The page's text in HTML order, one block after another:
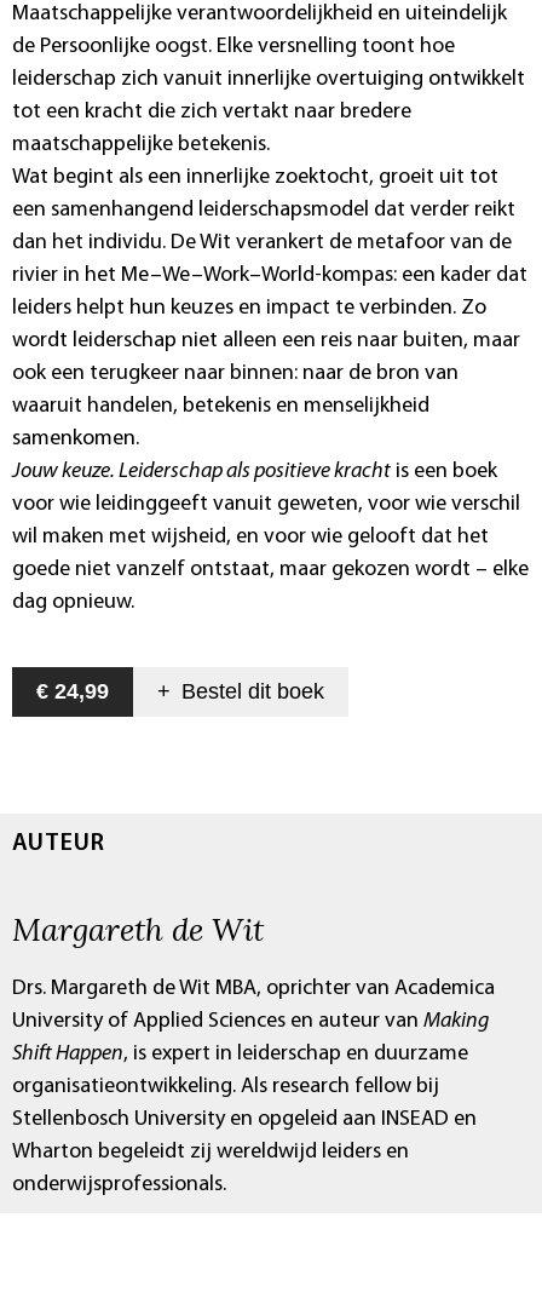
Maatschappelijke verantwoordelijkheid en uiteindelijk
de Persoonlijke oogst. Elke versnelling toont hoe
leiderschap zich vanuit innerlijke overtuiging ontwikkelt
tot een kracht die zich vertakt naar bredere
maatschappelijke betekenis.
Wat begint als een innerlijke zoektocht, groeit uit tot
een samenhangend leiderschapsmodel dat verder reikt
dan het individu. De Wit verankert de metafoor van de
rivier in het Me–We–Work–World-kompas: een kader dat
leiders helpt hun keuzes en impact te verbinden. Zo
wordt leiderschap niet alleen een reis naar buiten, maar
ook een terugkeer naar binnen: naar de bron van
waaruit handelen, betekenis en menselijkheid
samenkomen.
Jouw keuze. Leiderschap als positieve kracht is een boek
voor wie leidinggeeft vanuit geweten, voor wie verschil
wil maken met wijsheid, en voor wie gelooft dat het
goede niet vanzelf ontstaat, maar gekozen wordt – elke
dag opnieuw.
€ 24,99 + Bestel dit boek
AUTEUR
Margareth de Wit
Drs. Margareth de Wit MBA, oprichter van Academica
University of Applied Sciences en auteur van Making
Shift Happen, is expert in leiderschap en duurzame
organisatieontwikkeling. Als research fellow bij
Stellenbosch University en opgeleid aan INSEAD en
Wharton begeleidt zij wereldwijd leiders en
onderwijsprofessionals.